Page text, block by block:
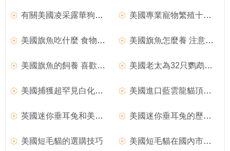
有關美國凌采露華狗糧特點簡介 美國專業寵物繁殖十條准則
美國旗魚吃什麼 食物要合理搭配 美國旗魚怎麼養 注意養殖的密度
美國旗魚的飼養 喜歡陽光對水質不苛求 美國老太為32只鹦鹉留遺囑 設置寵物基金用於鹦鹉生活經費
美國捕獲超罕見白化龍蝦 概率為億分之一 美國進口藍雲龍貓頂級浴沙怎麼樣？
英國迷你垂耳兔和美國迷你垂耳兔名字的由來 美國迷你垂耳兔的歷史起源
美國短毛貓的選購技巧 美國短毛貓在國內市場的價格